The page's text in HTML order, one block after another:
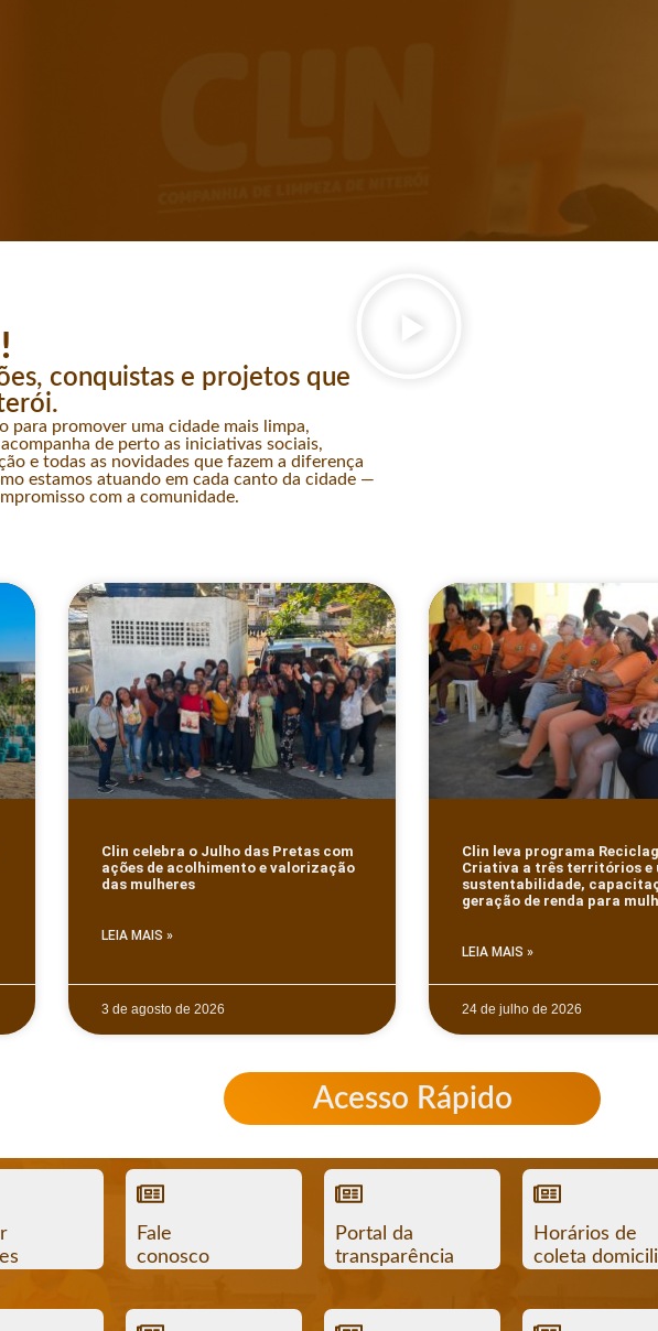
conquistas e projetos que
para promover uma cidade mais limpa,
de perto as iniciativas sociais,
e todas as novidades que fazem a diferença
estamos atuando em cada canto da cidade —
com a comunidade.
Clin celebra o Julho das Pretas com
ações de acolhimento e valorização
das mulheres
LEIA MAIS »
3 de agosto de 2026
Clin leva programa
Criativa a três territórios e
sustentabilidade,
geração de renda para
LEIA MAIS »
24 de julho de 2026
Acesso Rápido
Fale
conosco
Portal da
transparência
Horários de
coleta